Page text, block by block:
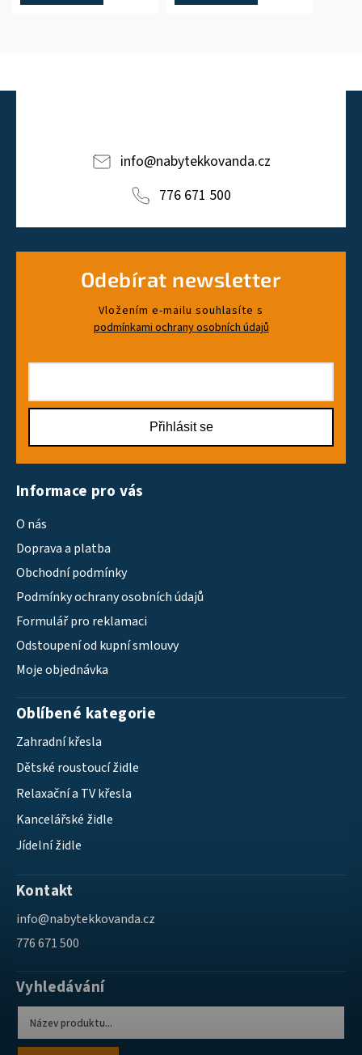
info@nabytekkovanda.cz
776 671 500
Odebírat newsletter
Vložením e-mailu souhlasíte s
podmínkami ochrany osobních údajů
Přihlásit se
Informace pro vás
O nás
Doprava a platba
Obchodní podmínky
Podmínky ochrany osobních údajů
Formulář pro reklamaci
Odstoupení od kupní smlouvy
Moje objednávka
Oblíbené kategorie
Zahradní křesla
Dětské roustoucí židle
Relaxační a TV křesla
Kancelářské židle
Jídelní židle
Kontakt
info@nabytekkovanda.cz
776 671 500
Vyhledávání